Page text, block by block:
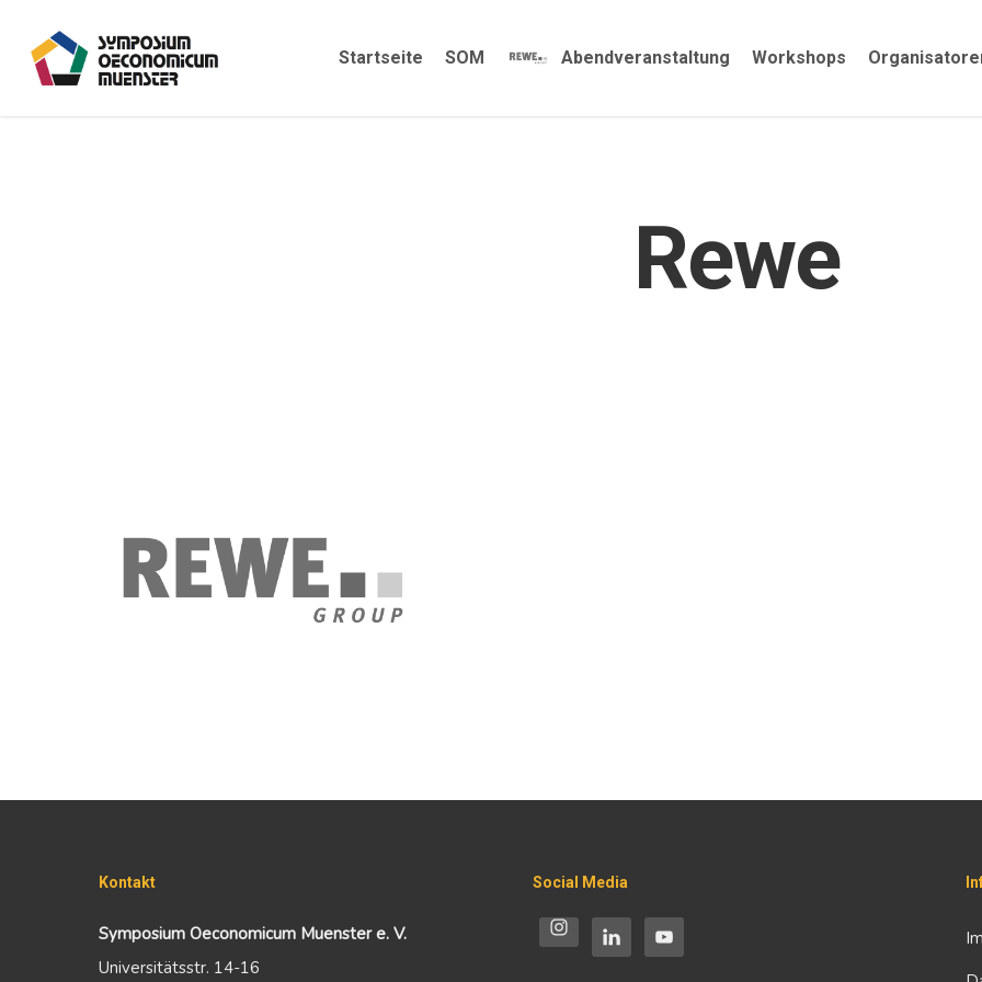
Startseite SOM Abendveranstaltung Workshops
Rewe
Kontakt
Symposium Oeconomicum Muenster e. V.
Universitätsstr. 14-16
Social Media